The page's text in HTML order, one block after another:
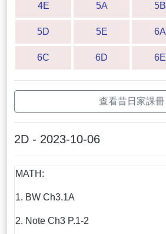
4E 5A 5B
5D 5E 6A
6C 6D 6E
查看昔日家課冊
2D - 2023-10-06
MATH:
1. BW Ch3.1A
2. Note Ch3 P.1-2